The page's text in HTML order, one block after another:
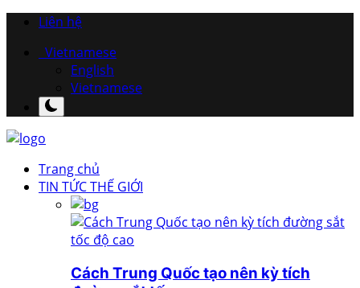
Liên hệ
Vietnamese
English
Vietnamese
Trang chủ
TIN TỨC THẾ GIỚI
Cách Trung Quốc tạo nên kỳ tích